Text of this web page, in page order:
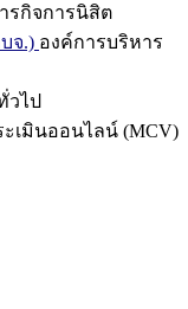
รกิจการนิสิต
จ.) องค์การบริหาร
วไป
ะเมินออนไลน์ (MCV)